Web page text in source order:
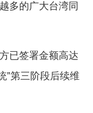
多的广大台湾同
已签署金额高达
”第三阶段后续维